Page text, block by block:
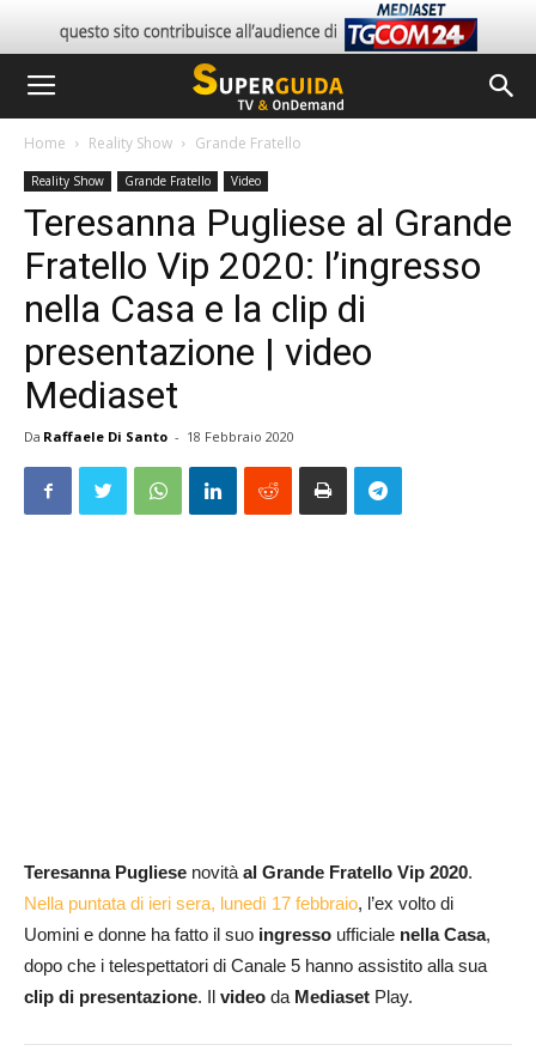
Home Reality Show Grande Fratello
Reality Show Grande Fratello Video
Teresanna Pugliese al Grande
Fratello Vip 2020: l’ingresso
nella Casa e la clip di
presentazione | video
Mediaset
Da Raffaele Di Santo - 18 Febbraio 2020
Teresanna Pugliese novitàal Grande Fratello Vip 2020.
Nella puntata di ieri sera, lunedì 17 febbraio, l’ex volto di
Uomini e donne ha fatto il suo ingresso ufficiale nella Casa,
dopo che i telespettatori di Canale 5 hanno assistito alla sua
clip di presentazione. Il video da Mediaset Play.